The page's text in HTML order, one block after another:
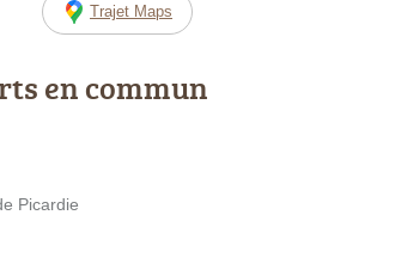
Trajet Maps
en commun
Picardie